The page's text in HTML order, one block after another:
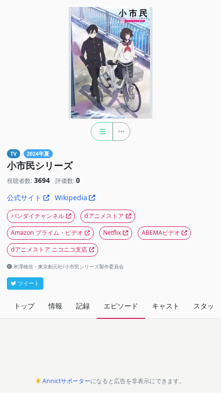
TV 2024年夏
小市民シリーズ
視聴者数: 3694 評価数: 0
公式サイト
Wikipedia
バンダイチャンネル
dアニメストア
Amazon プライム・ビデオ
Netflix
ABEMAビデオ
dアニメストア ニコニコ支店
米澤穂信・東京創元社/小市民シリーズ製作委員会
ツイート
トップ 情報 記録 エピソード キャスト スタッフ
Annictサポーターになると広告を非表示にできます。